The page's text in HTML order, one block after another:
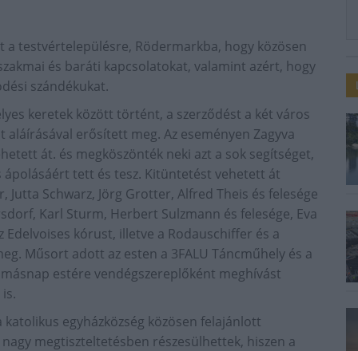
testvértelepülésre, Rödermarkba, hogy közösen
és baráti kapcsolatokat, valamint azért, hogy
szándékukat.
keretek között történt, a szerződést a két város
erősített meg. Az eseményen Zagyva
át. és megköszönték neki azt a sok segítséget,
tett és tesz. Kitüntetést vehetett át
Schwarz, Jörg Grotter, Alfred Theis és felesége
Karl Sturm, Herbert Sulzmann és felesége, Eva
Edelvoises kórust, illetve a Rodauschiffer és a
Műsort adott az esten a 3FALU Táncműhely és a
estére vendégszereplőként meghívást
egyházközség közösen felajánlott
megtiszteltetésben részesülhettek, hiszen a